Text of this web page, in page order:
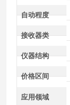
自动程度
接收器类
仪器结构
价格区间
应用领域